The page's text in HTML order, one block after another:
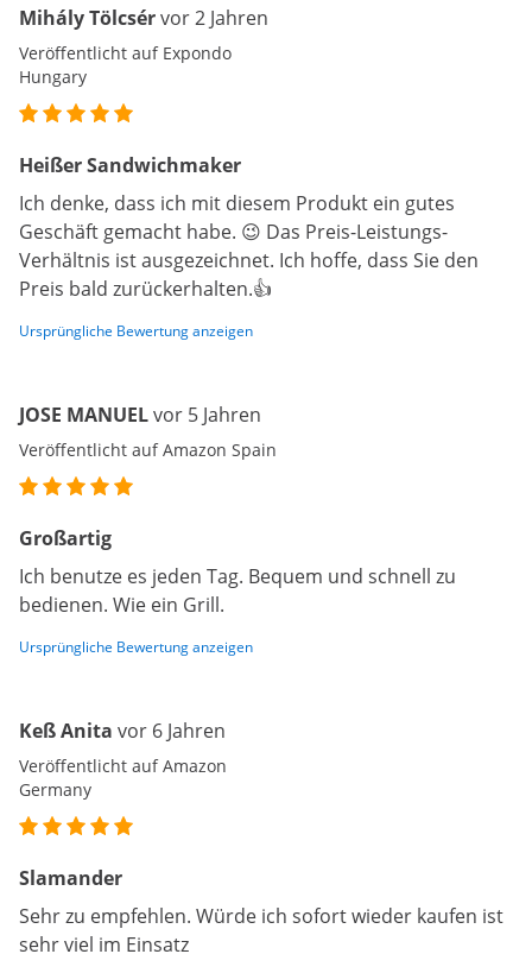
Mihály Tölcsérvor 2 Jahren
Veröffentlicht auf Expondo
Hungary
Heißer Sandwichmaker
Ich denke, dass ich mit diesem Produkt ein gutes
Geschäft gemacht habe. 😉 Das Preis-Leistungs-
Verhältnis ist ausgezeichnet. Ich hoffe, dass Sie den
Preis bald zurückerhalten.👍
Ursprüngliche Bewertung anzeigen
JOSE MANUELvor 5 Jahren
Veröffentlicht auf Amazon Spain
Großartig
Ich benutze es jeden Tag. Bequem und schnell zu
bedienen. Wie ein Grill.
Ursprüngliche Bewertung anzeigen
Keß Anita vor 6 Jahren
Veröffentlicht auf Amazon
Germany
Slamander
Sehr zu empfehlen. Würde ich sofort wieder kaufen ist
sehr viel im Einsatz